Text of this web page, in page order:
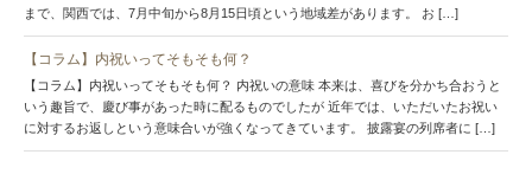
まで、関西では、7月中旬から8月15日頃という地域差があります。 お […]
【コラム】内祝いってそもそも何？
【コラム】内祝いってそもそも何？ 内祝いの意味 本来は、喜びを分かち合おうと
いう趣旨で、慶び事があった時に配るものでしたが 近年では、いただいたお祝い
に対するお返しという意味合いが強くなってきています。 披露宴の列席者に […]